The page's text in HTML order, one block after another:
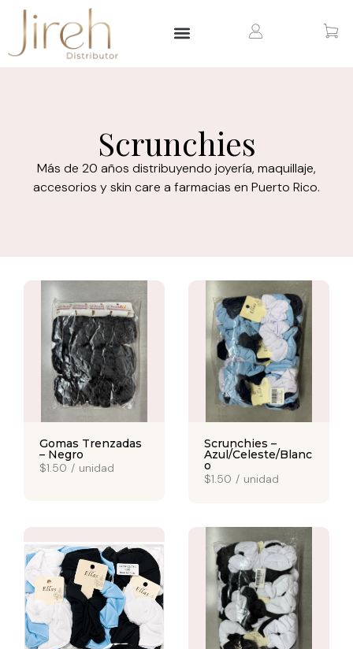
Scrunchies
Más de 20 años distribuyendo joyería, maquillaje,
accesorios y skin care a farmacias en Puerto Rico.
Gomas Trenzadas
– Negro
$1.50 / unidad
Scrunchies –
Azul/Celeste/Blanc
o
$1.50 / unidad